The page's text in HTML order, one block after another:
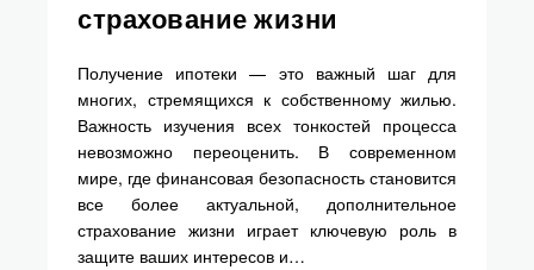
страхование жизни
Получение ипотеки — это важный шаг для
многих, стремящихся к собственному жилью.
Важность изучения всех тонкостей процесса
невозможно переоценить. В современном
мире, где финансовая безопасность становится
все более актуальной, дополнительное
страхование жизни играет ключевую роль в
защите ваших интересов и…